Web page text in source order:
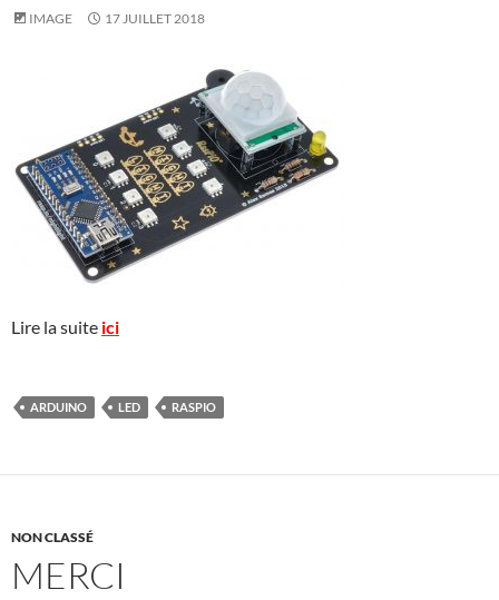
IMAGE 17 JUILLET 2018
Lire la suite ici
ARDUINO LED RASPIO
NON CLASSÉ
MERCI